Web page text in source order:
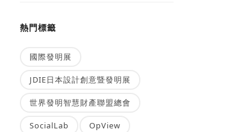
熱門標籤
國際發明展
JDIE日本設計創意暨發明展
世界發明智慧財產聯盟總會
SocialLab OpView